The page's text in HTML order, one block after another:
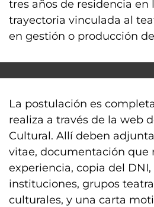
tres años de residencia en
trayectoria vinculada al
en gestión o producción
La postulación es
realiza a través de la web
Cultural. Allí deben
vitae, documentación que
experiencia, copia del
instituciones, grupos
culturales, y una carta